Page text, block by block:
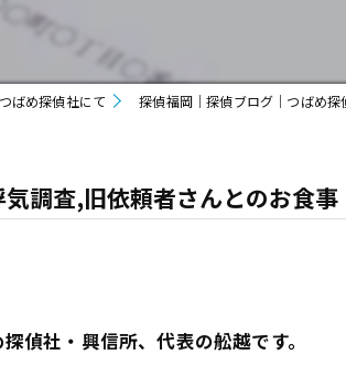
ばめ探偵社にて 探偵福岡｜探偵ブログ｜つばめ探
調査,旧依頼者さんとのお食事
偵社・興信所、代表の舩越です。